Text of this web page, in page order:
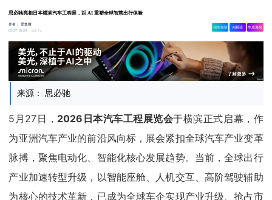
思必驰亮相日本横滨汽车工程展，以 AI 重塑全球智慧出行体验
作者：爱集微
05-27 16:24
1.7w
相关舆情 AI解读 生成海报
来源： 思必驰
5月27日， 2026日本汽车工程展览会于横滨正式启幕，作
为亚洲汽车产业的前沿风向标，展会紧扣全球汽车产业变革
脉搏，聚焦电动化、智能化核心发展趋势。当前，全球出行
产业加速转型升级，以智能座舱、人机交互、高阶驾驶辅助
为核心的技术革新，已成为全球车企实现产业升级、抢占市